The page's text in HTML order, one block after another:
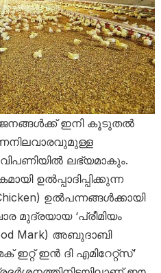
ഇനി കൂടുതൽ
വിപണിയിൽ ലഭ്യമാകും.
ഉൽപ്പാദിപ്പിക്കുന്ന
ഉൽപന്നങ്ങൾക്കായി
‘പ്രീമിയം
Mark) അബുദാബി
ഇറ്റ് ഇൻ ദി എമിറേറ്റ്സ്’